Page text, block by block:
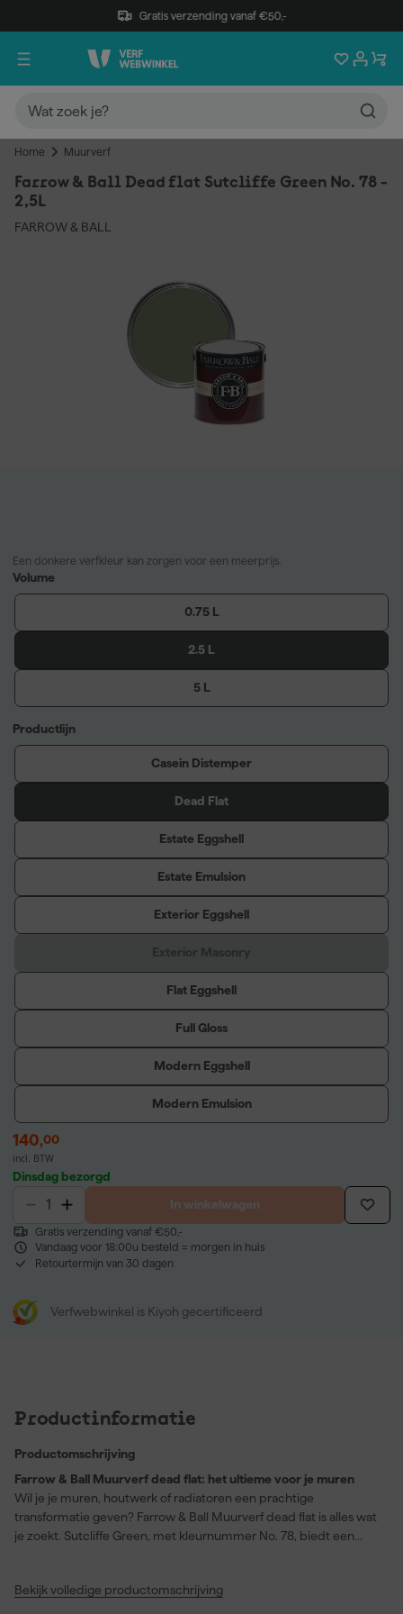
Gratis verzending vanaf €50,-
Home Muurverf
Farrow & Ball Dead flat Sutcliffe Green No. 78 -
2,5L
FARROW & BALL
Een donkere verfkleur kan zorgen voor een meerprijs.
Volume
0.75 L
2.5 L
5 L
Productlijn
Casein Distemper
Dead Flat
Estate Eggshell
Estate Emulsion
Exterior Eggshell
Flat Eggshell
Full Gloss
Modern Eggshell
Modern Emulsion
140,00
incl. BTW
Dinsdag bezorgd
In winkelwagen
Gratis verzending vanaf €50,-
Vandaag voor 18:00u besteld = morgen in huis
Retourtermijn van 30 dagen
Verfwebwinkel is Kiyoh gecertificeerd
Productinformatie
Productomschrijving
Farrow & Ball Muurverf dead flat: het ultieme voor je muren
Wil je je muren, houtwerk of radiatoren een prachtige
transformatie geven? Farrow & Ball Muurverf dead flat is alles wat
je zoekt. Sutcliffe Green, met kleurnummer No. 78, biedt een
geschikt voor toepassing op hout, metaal en pleisterwerk. Met
Bekijk volledige productomschrijving